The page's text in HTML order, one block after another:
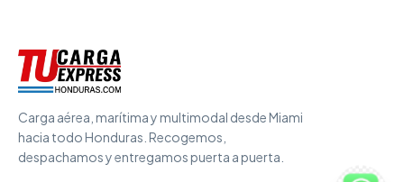
Carga aérea, marítima y multimodal desde Miami
hacia todo Honduras. Recogemos,
despachamos y entregamos puerta a puerta.